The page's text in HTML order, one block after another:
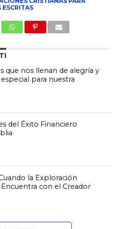
ESCRITAS
que nos llenan de alegría y
para nuestra
del Éxito Financiero
la Exploración
Encuentra con el Creador